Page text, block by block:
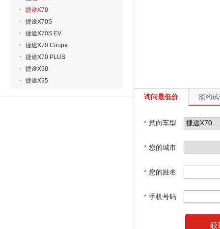
捷途X70
捷途X70S
捷途X70S EV
捷途X70 Coupe
捷途X70 PLUS
捷途X90
捷途X95
询问最低价 预约
* 意向车型
* 您的城市
* 您的姓名
* 手机号码
获